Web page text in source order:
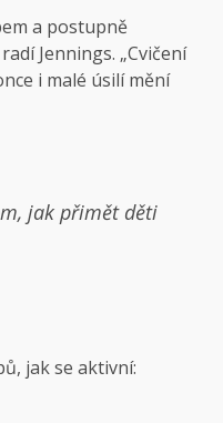
a postupně
Jennings. „Cvičení
i malé úsilí mění
jak přimět děti
jak se aktivní: